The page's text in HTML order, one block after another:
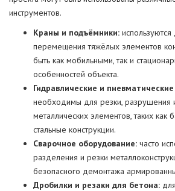
инструментов.
Краны и подъёмники:
перемещения тяжёлых элементов
быть как мобильными, так и
особенностей объекта.
Гидравлические и
необходимы для резки, разрушения
металлических элементов, таких как
стальные конструкции.
Сварочное оборудование: часто
разделения и резки
безопасного демонтажа
Дробилки и резаки для бетона: